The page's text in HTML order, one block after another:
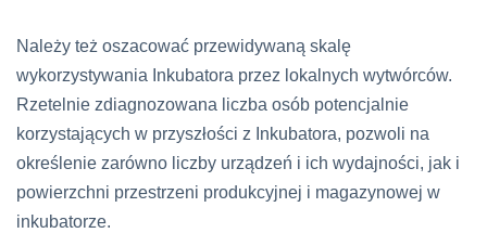
Należy też oszacować przewidywaną skalę
wykorzystywania Inkubatora przez lokalnych wytwórców.
Rzetelnie zdiagnozowana liczba osób potencjalnie
korzystających w przyszłości z Inkubatora, pozwoli na
określenie zarówno liczby urządzeń i ich wydajności, jak i
powierzchni przestrzeni produkcyjnej i magazynowej w
inkubatorze.